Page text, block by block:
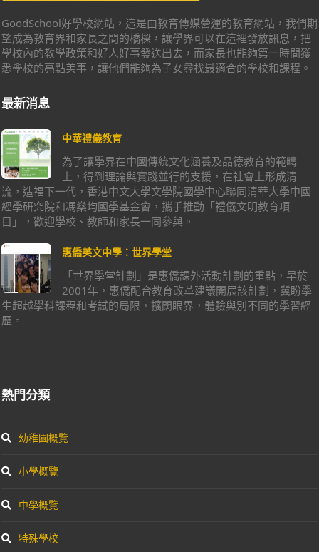
GoodSchool好學校網站，這是由教育傳媒營運的教育網站，我們期
望成為教育界和家長之間的橋樑，讓學界可以在這裡發放訊息，把
學校內的教學政策和好人好事發送出去，而家長也能夠第一時間獲
悉學校的亮點美事，讓他們能夠為子女尋找最適合的學校和課程。
最新消息
中華禮儀教育
為了讓學界在中國傳統文化涵養及品德教育的範疇
上，得到理論與實踐並行的支援，在社會上形成清
流，造福下一代，香港中文大學文學院國學中心聯同清華大學中國
經學研究院和馮燊均國學基金會，攜手推動「禮儀文明教育項
目」，歡迎學校、教師和家長一同參與。
惠僑英文中學：世界學堂
「世界學堂計劃」是惠僑課外活動計劃的重點，早於
2001年，惠僑配合教育改革建議開展該計劃，冀盼學
生超越學科課程和考試的局限，擴闊眼界，體驗與別不同的學習經
歷。
熱門分類
幼稚園概覽
小學概覽
中學概覽
特殊學校